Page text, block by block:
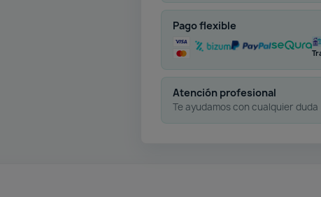
Pago flexible
Atención profesional
Te ayudamos con cualquier duda